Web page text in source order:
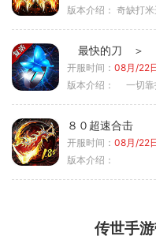
版本介绍： 奇缺打米
最快的刀 ＞
开服时间： 08月/22
版本介绍：
一切靠
８０超速合击
开服时间： 08月/22
版本介绍：
传世手